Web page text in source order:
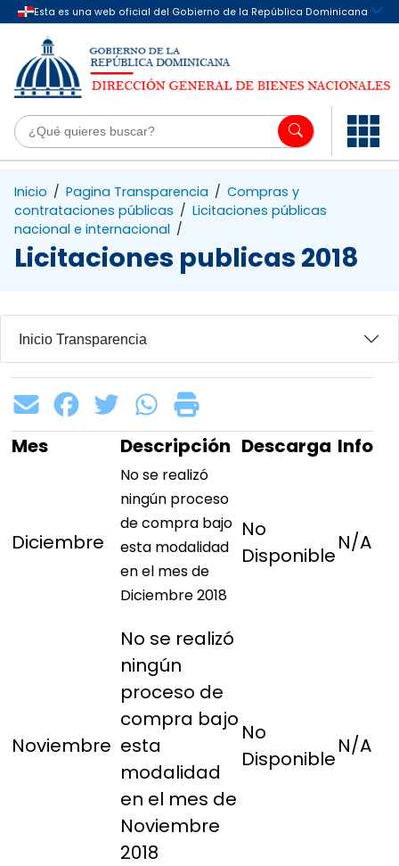
Saltar al contenido principal
Inicio / Pagina Transparencia / Compras y
contrataciones públicas / Licitaciones públicas
nacional e internacional /
Licitaciones publicas 2018
Inicio Transparencia
Mes Descripción Descarga Info
Diciembre
No se realizó
ningún proceso
de compra bajo
esta modalidad
en el mes de
Diciembre 2018
No
Disponible
N/A
Noviembre
No se realizó
ningún
proceso de
compra bajo
esta
modalidad
en el mes de
Noviembre
2018
No
Disponible
N/A